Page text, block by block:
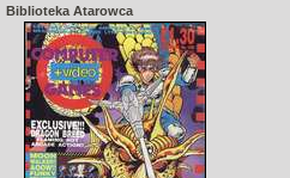
Biblioteka Atarowca